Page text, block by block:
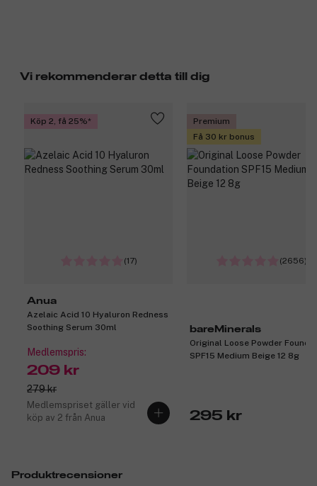
Vi rekommenderar detta till dig
Köp 2, få 25%
(17)
Anua
Azelaic Acid 10 Hyaluron Redness
Soothing Serum 30ml
Medlemspris:
209 kr
279 kr
Medlemspriset gäller vid
köp av 2 från Anua
Premium
Få 30 kr bonus
(2656)
bareMinerals
Original Loose Powder
SPF15 Medium Beige 12 8g
295 kr
Produktrecensioner